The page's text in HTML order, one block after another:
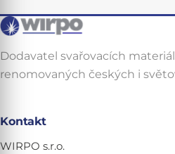
Dodavatel svařovacích
renomovaných českých i
Kontakt
WIRPO s.r.o.